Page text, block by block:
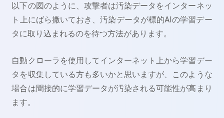
以下の図のように、攻撃者は汚染データをインターネッ
ト上にばら撒いておき、汚染データが標的AIの学習デー
タに取り込まれるのを待つ方法があります。
自動クローラを使用してインターネット上から学習デー
タを収集している方も多いかと思いますが、このような
場合は間接的に学習データが汚染される可能性が高まり
ます。